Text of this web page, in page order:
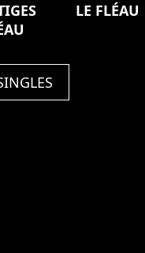
LE FLÉAU